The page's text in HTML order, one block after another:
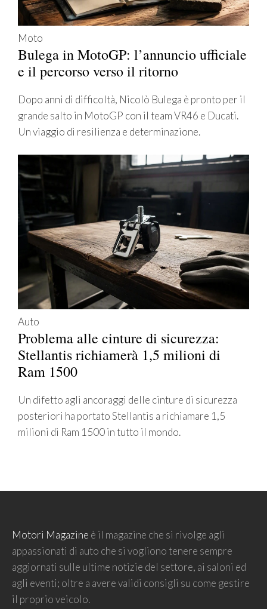
Moto
Bulega in MotoGP: l’annuncio ufficiale
e il percorso verso il ritorno
Dopo anni di difficoltà, Nicolò Bulega è pronto per il
grande salto in MotoGP con il team VR46 e Ducati.
Un viaggio di resilienza e determinazione.
Auto
Problema alle cinture di sicurezza:
Stellantis richiamerà 1,5 milioni di
Ram 1500
Un difetto agli ancoraggi delle cinture di sicurezza
posteriori ha portato Stellantis a richiamare 1,5
milioni di Ram 1500 in tutto il mondo.
Motori Magazine è il magazine che si rivolge agli
appassionati di auto che si vogliono tenere sempre
aggiornati sulle ultime notizie del settore, ai saloni ed
agli eventi; oltre a avere validi consigli su come gestire
il proprio veicolo.